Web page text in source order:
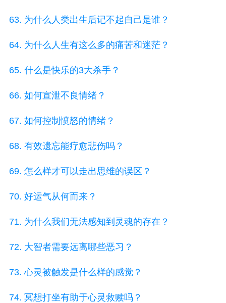
63. 为什么人类出生后记不起自己是谁？
64. 为什么人生有这么多的痛苦和迷茫？
65. 什么是快乐的3大杀手？
66. 如何宣泄不良情绪？
67. 如何控制愤怒的情绪？
68. 有效遗忘能疗愈悲伤吗？
69. 怎么样才可以走出思维的误区？
70. 好运气从何而来？
71. 为什么我们无法感知到灵魂的存在？
72. 大智者需要远离哪些恶习？
73. 心灵被触发是什么样的感觉？
74. 冥想打坐有助于心灵救赎吗？